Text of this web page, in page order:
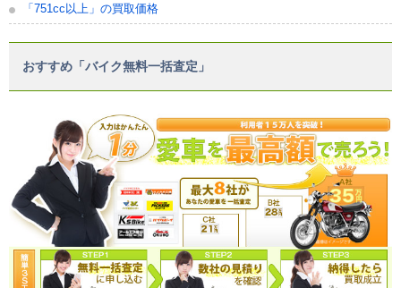
「751cc以上」の買取価格
おすすめ「バイク無料一括査定」